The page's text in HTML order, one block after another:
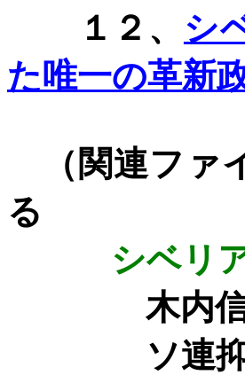
１２、 シ
た唯一の革新
（関
る
シベリ
木内信
ソ連抑